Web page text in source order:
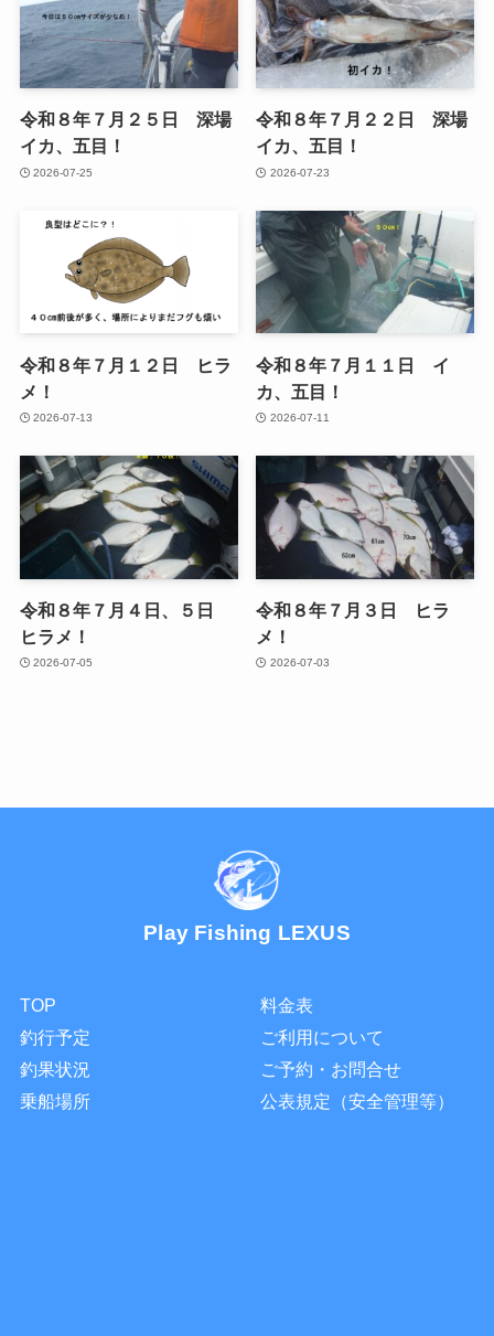
令和８年７月２５日 深場
イカ、五目！
2026-07-25
令和８年７月２２日 深場
イカ、五目！
2026-07-23
令和８年７月１２日 ヒラ
メ！
2026-07-13
令和８年７月１１日 イ
カ、五目！
2026-07-11
令和８年７月４日、５日
ヒラメ！
2026-07-05
令和８年７月３日 ヒラ
メ！
2026-07-03
Play Fishing LEXUS
TOP
釣行予定
釣果状況
乗船場所
料金表
ご利用について
ご予約・お問合せ
公表規定（安全管理等）